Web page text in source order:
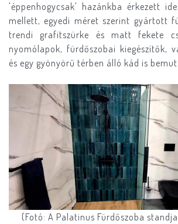
'éppenhogycsak' hazánkba érkezett
mellett, egyedi méret szerint gyártott
trendi grafitszürke és matt fekete
nyomólapok, fürdőszobai kiegészítők,
és egy gyönyörű térben álló kád is
(Fotó: A Palatinus Fürdőszoba